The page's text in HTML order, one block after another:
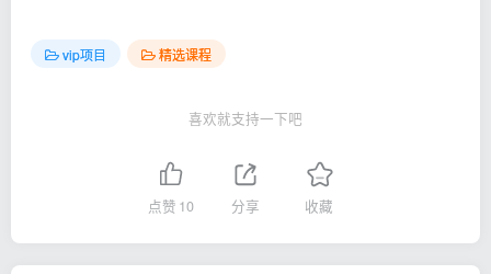
vip项目 精选课程
喜欢就支持一下吧
点赞 10 分享 收藏